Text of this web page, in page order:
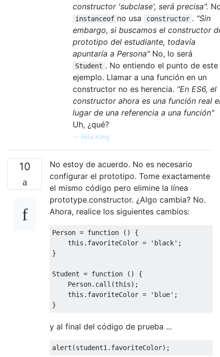
constructor 'subclase', será precisa".
instanceof no usa constructor . "Sin
embargo, si buscamos el constructor
prototipo del estudiante, todavía
apuntaría a Persona"No, lo será
Student . No entiendo el punto de este
ejemplo. Llamar a una función en un
constructor no es herencia. "En ES6, el
constructor ahora es una función real
lugar de una referencia a una función"
Uh, ¿qué?
— Felix Kling
10
No estoy de acuerdo. No es necesario
configurar el prototipo. Tome exactamente
el mismo código pero elimine la línea
prototype.constructor. ¿Algo cambia? No.
Ahora, realice los siguientes cambios:
Person = function ()
{
this . favoriteColor = 'black' ;
}
Student = function ()
{
Person. call (this);
this . favoriteColor = 'blue' ;
}
y al final del código de prueba ...
alert (student1 . favoriteColor);